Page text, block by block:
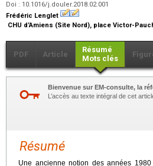
Doi : 10.1016/j.douler.2018.02.001
Frédéric Lenglet
CHU d’Amiens (Site Nord), place Victor-
PDF Article
Résumé
Mots clés
Bienvenue sur EM-consulte, la
L’accès au texte intégral de cet
Résumé
Une ancienne notion des années